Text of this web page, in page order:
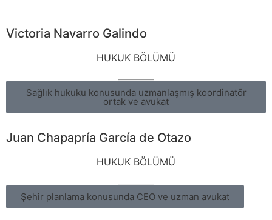
Victoria Navarro Galindo
HUKUK BÖLÜMÜ
Sağlık hukuku konusunda uzmanlaşmış koordinatör
ortak ve avukat
Juan Chapapría García de Otazo
HUKUK BÖLÜMÜ
Şehir planlama konusunda CEO ve uzman avukat